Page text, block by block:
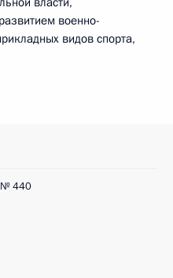
военно-
видов спорта,
№ 440